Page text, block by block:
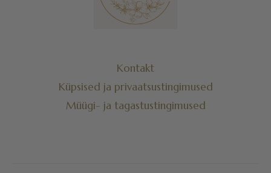
Kontakt
Küpsised ja privaatsustingimused
Müügi- ja tagastustingimused